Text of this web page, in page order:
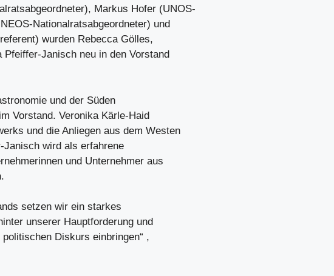
Markus Hofer (UNOS-
Nationalratsabgeordneter) und
wurden Rebecca Gölles,
Janisch neu in den Vorstand
und der Süden
Vorstand. Veronika Kärle-Haid
und die Anliegen aus dem Westen
wird als erfahrene
und Unternehmer aus
setzen wir ein starkes
unserer Hauptforderung und
Diskurs einbringen“ ,